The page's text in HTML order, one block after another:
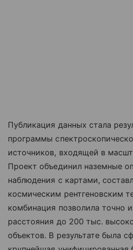
Публикация данных стала
программы
источников, входящей в
Проект объединил наземные
наблюдения с картами,
космическим рентгеновским
комбинация позволила точно
расстояния до 200 тыс.
объектов. В результате была